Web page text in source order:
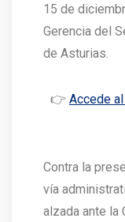
15 de
Gerencia del
de Asturias.
👉 Accede
Contra la
vía
alzada ante la